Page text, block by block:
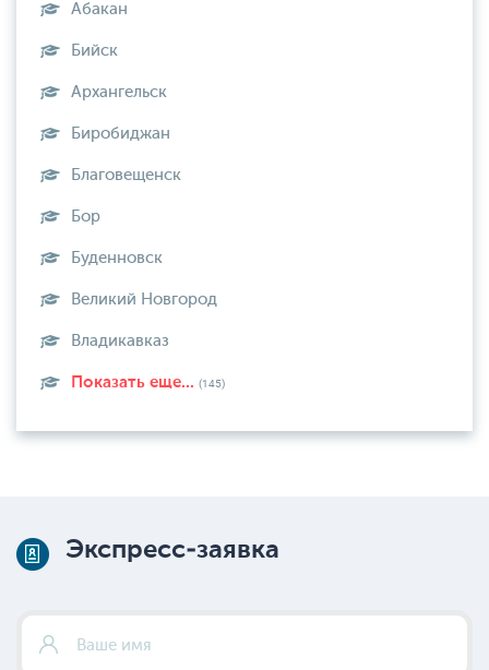
Абакан
Бийск
Архангельск
Биробиджан
Благовещенск
Бор
Буденновск
Великий Новгород
Владикавказ
Показать еще... (145)
Экспресс-заявка